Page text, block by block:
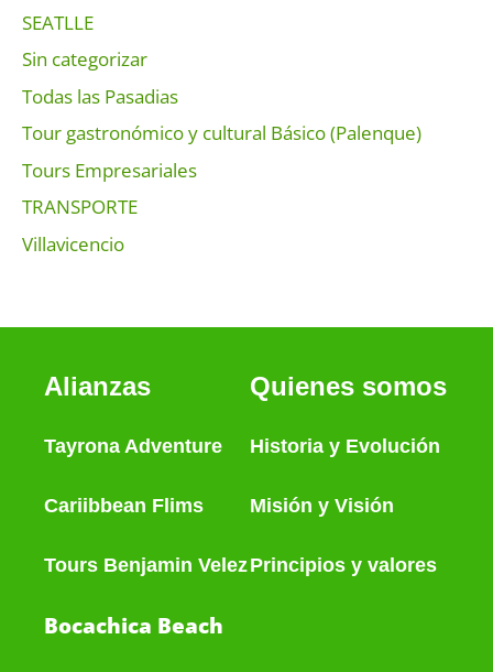
SEATLLE
Sin categorizar
Todas las Pasadias
Tour gastronómico y cultural Básico (Palenque)
Tours Empresariales
TRANSPORTE
Villavicencio
Alianzas
Tayrona Adventure
Cariibbean Flims
Tours Benjamin Velez
Bocachica Beach
Quienes somos
Historia y Evolución
Misión y Visión
Principios y valores